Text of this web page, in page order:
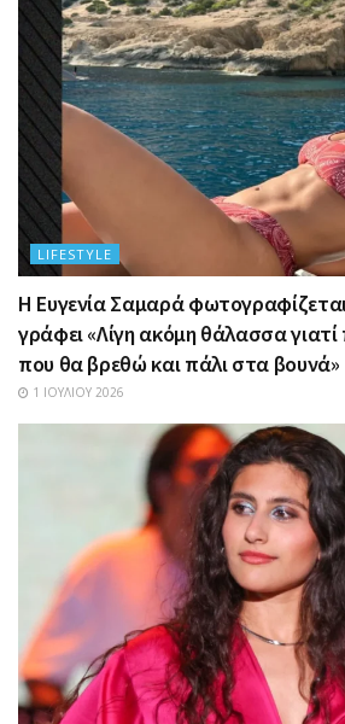
LIFESTYLE
Η Ευγενία Σαμαρά
γράφει «Λίγη ακόμη θάλασσα
που θα βρεθώ και πάλι στα βουνά»
1 ΙΟΥΛΊΟΥ 2026